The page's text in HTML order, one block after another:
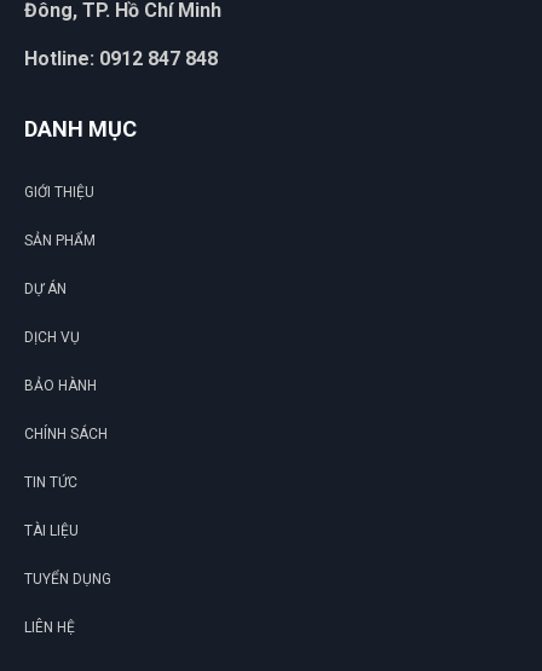
Đông, TP. Hồ Chí Minh
Hotline: 0912 847 848
DANH MỤC
GIỚI THIỆU
SẢN PHẨM
DỰ ÁN
DỊCH VỤ
BẢO HÀNH
CHÍNH SÁCH
TIN TỨC
TÀI LIỆU
TUYỂN DỤNG
LIÊN HỆ